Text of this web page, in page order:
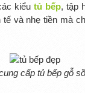
kiểu tủ bếp, tập
và nhẹ tiền mà
cấp tủ bếp gỗ